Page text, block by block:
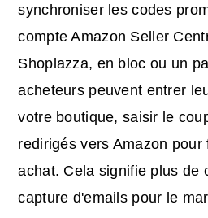
synchroniser les codes
compte Amazon Seller
Shoplazza, en bloc ou un
acheteurs peuvent entrer
votre boutique, saisir le
redirigés vers Amazon pour
achat. Cela signifie plus de
capture d'emails pour le